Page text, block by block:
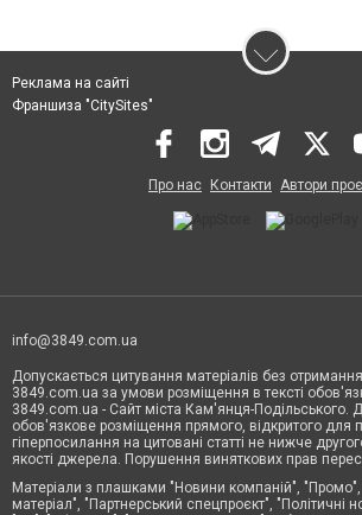
Реклама на сайті
Франшиза "CitySites"
Про нас Контакти Автори
info@3849.com.ua
Допускається цитування матеріалів без
3849.com.ua за умови розміщення в тексті
3849.com.ua - Сайт міста Кам'янця-Подільського.
обов'язкове розміщення прямого, відкритого для
гіперпосилання на цитовані статті не нижче
якості джерела. Порушення виняткових прав
Матеріали з плашками "Новини компаній", "Промо",
матеріал", "Партнерський спецпроєкт", "Політичні